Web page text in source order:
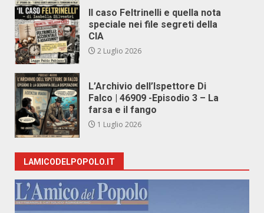
Il caso Feltrinelli e quella nota
speciale nei file segreti della
CIA
2 Luglio 2026
L’Archivio dell’Ispettore Di
Falco | 46909 -Episodio 3 – La
farsa e il fango
1 Luglio 2026
LAMICODELPOPOLO.IT